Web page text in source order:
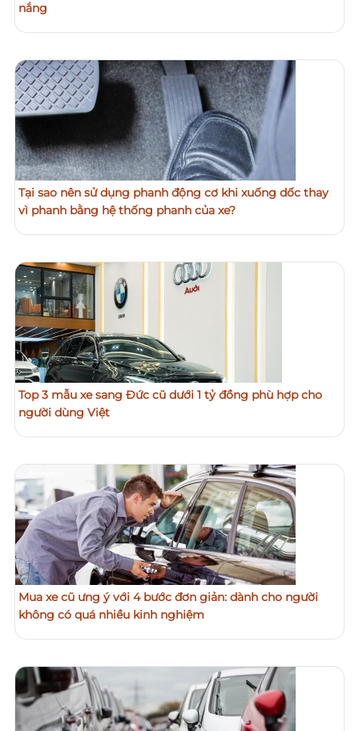
nắng
Tại sao nên sử dụng phanh động cơ khi xuống dốc thay
vì phanh bằng hệ thống phanh của xe?
Top 3 mẫu xe sang Đức cũ dưới 1 tỷ đồng phù hợp cho
người dùng Việt
Mua xe cũ ưng ý với 4 bước đơn giản: dành cho người
không có quá nhiều kinh nghiệm